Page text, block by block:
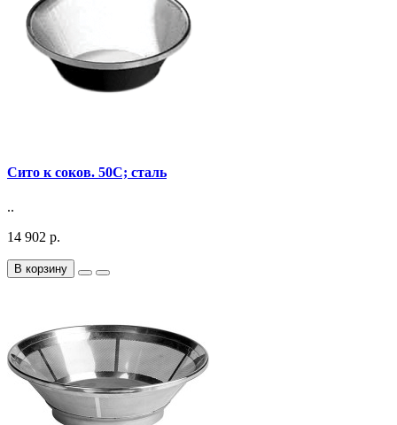
Сито к соков. 50C; сталь
..
14 902 р.
В корзину